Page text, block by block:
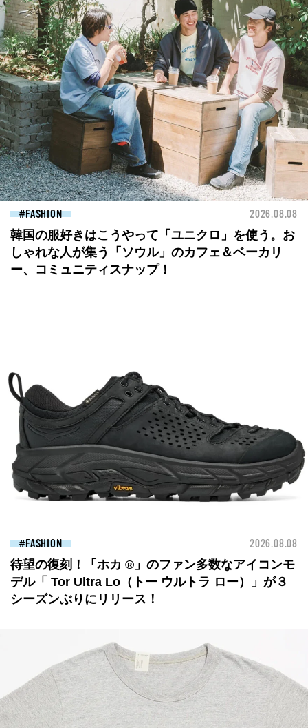
FASHION 2026.08.08
韓国の服好きはこうやって「ユニクロ」を使う。お
しゃれな人が集う「ソウル」のカフェ＆ベーカリ
ー、コミュニティスナップ！
FASHION 2026.08.08
待望の復刻！「ホカ ®」のファン多数なアイコンモ
デル「 Tor Ultra Lo（トー ウルトラ ロー）」が３
シーズンぶりにリリース！